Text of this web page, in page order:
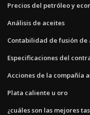
Precios del petróleo y
Análisis de aceites
Contabilidad de fusión de
Especificaciones del
Acciones de la compañía
Plata caliente u oro
¿cuáles son las mejores